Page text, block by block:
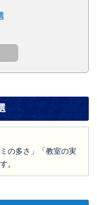
の多さ」「教室の実
。